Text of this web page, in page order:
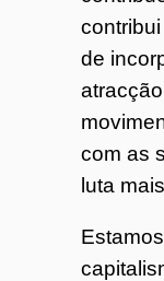
de
com as
luta